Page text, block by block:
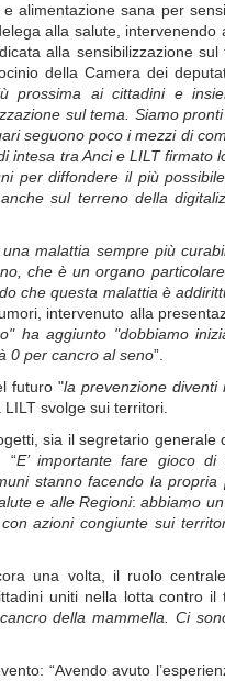
alimentazione sana per
alla salute, intervenendo
alla sensibilizzazione
della Camera dei
prossima ai cittadini e
sul tema. Siamo
seguono poco i mezzi di
intesa tra Anci e LILT firmato
per diffondere il più
sul terreno della
malattia sempre più
che è un organo
che questa malattia è
intervenuto alla
ha aggiunto "dobbiamo
0 per cancro al seno”.
futuro "la prevenzione diventi
svolge sui territori.
sia il segretario generale
“E’ importante fare gioco
stanno facendo la propria
e alle Regioni:abbiamo
azioni congiunte sui
una volta, il ruolo
uniti nella lotta contro il
della mammella. Ci
“Avendo avuto